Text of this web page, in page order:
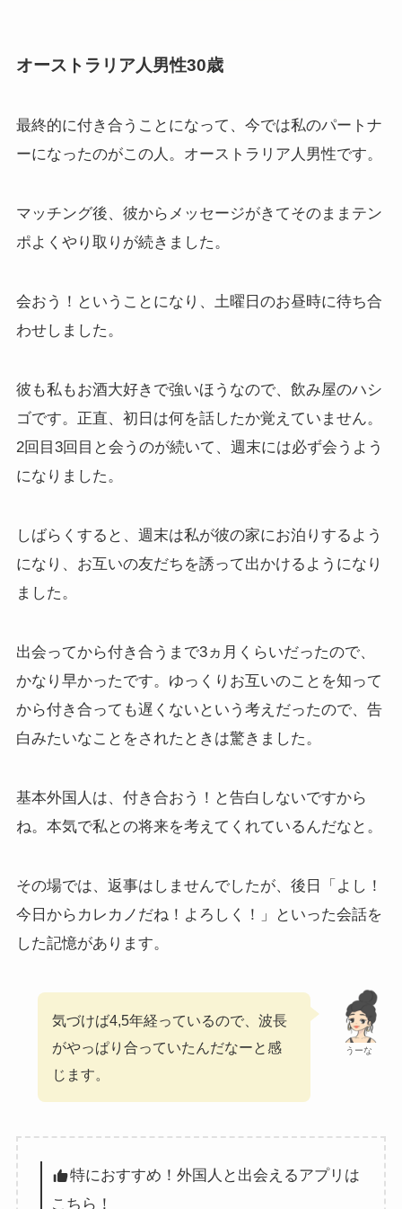
オーストラリア人男性30歳
最終的に付き合うことになって、今では私のパートナ
ーになったのがこの人。オーストラリア人男性です。
マッチング後、彼からメッセージがきてそのままテン
ポよくやり取りが続きました。
会おう！ということになり、土曜日のお昼時に待ち合
わせしました。
彼も私もお酒大好きで強いほうなので、飲み屋のハシ
ゴです。正直、初日は何を話したか覚えていません。
2回目3回目と会うのが続いて、週末には必ず会うよう
になりました。
しばらくすると、週末は私が彼の家にお泊りするよう
になり、お互いの友だちを誘って出かけるようになり
ました。
出会ってから付き合うまで3ヵ月くらいだったので、
かなり早かったです。ゆっくりお互いのことを知って
から付き合っても遅くないという考えだったので、告
白みたいなことをされたときは驚きました。
基本外国人は、付き合おう！と告白しないですから
ね。本気で私との将来を考えてくれているんだなと。
その場では、返事はしませんでしたが、後日「よし！
今日からカレカノだね！よろしく！」といった会話を
した記憶があります。
うーな
気づけば4,5年経っているので、波長
がやっぱり合っていたんだなーと感
じます。
特におすすめ！外国人と出会えるアプリは
こちら！